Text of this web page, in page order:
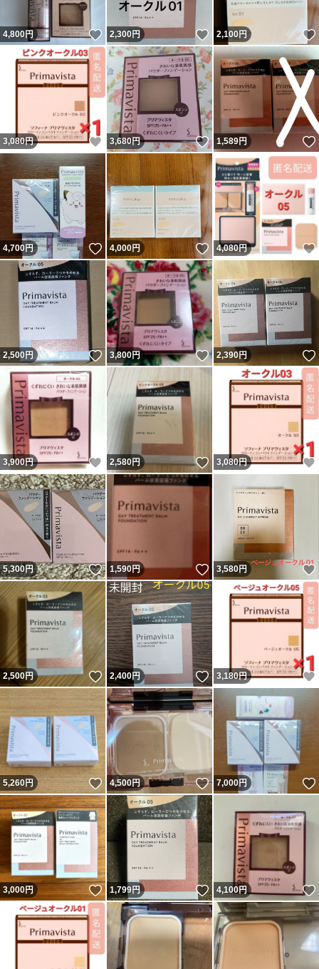
4,800円 いいね！
2,300円 いいね！
2,100円
3,080円 いいね！
3,680円 いいね！
1,589円
4,700円 いいね！
4,000円 いいね！
4,080円
2,500円 いいね！
3,800円 いいね！
2,390円
3,900円 いいね！
2,580円 いいね！
3,080円
5,300円 いいね！
1,590円 いいね！
3,580円
2,500円 いいね！
2,400円 いいね！
3,180円
5,260円 いいね！
4,500円 いいね！
7,000円
3,000円 いいね！
1,799円 いいね！
4,100円